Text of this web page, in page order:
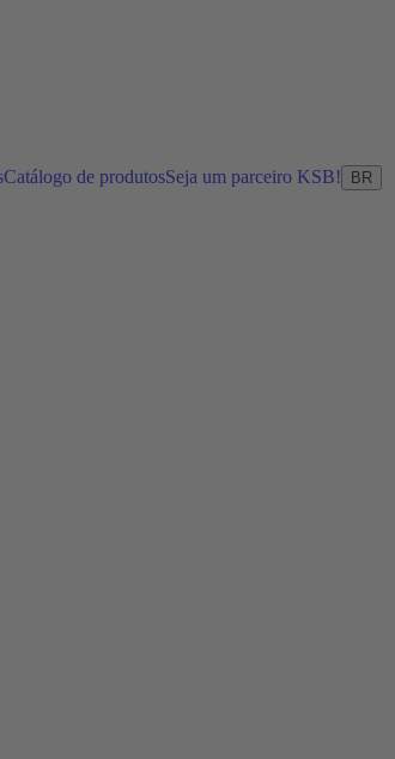
Catálogo de produtosSeja um parceiro KSB! BR